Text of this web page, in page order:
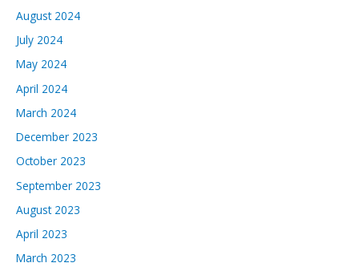
August 2024
July 2024
May 2024
April 2024
March 2024
December 2023
October 2023
September 2023
August 2023
April 2023
March 2023